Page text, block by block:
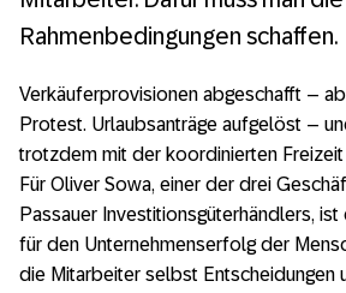
Rahmenbedingungen schaffen.
Verkäuferprovisionen abgeschafft –
Protest. Urlaubsanträge aufgelöst –
trotzdem mit der koordinierten
Für Oliver Sowa, einer der drei
Passauer Investitionsgüterhändlers,
für den Unternehmenserfolg der
die Mitarbeiter selbst Entscheidungen